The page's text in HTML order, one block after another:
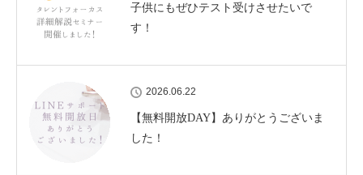
子供にもぜひテスト受けさせたいで
す！
2026.06.22
【無料開放DAY】ありがとうございま
した！